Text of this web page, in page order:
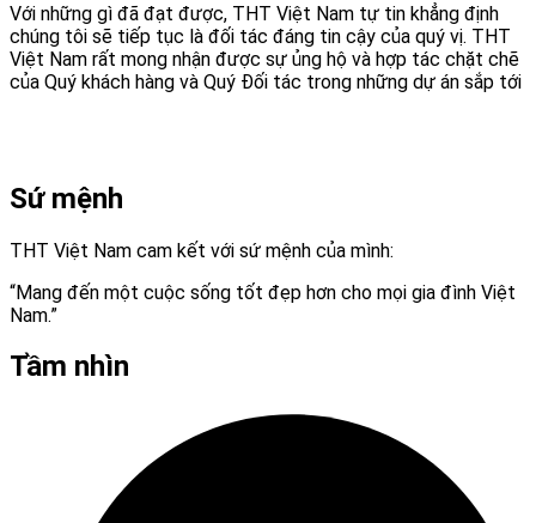
Với những gì đã đạt được, THT Việt Nam tự tin khẳng định
chúng tôi sẽ tiếp tục là đối tác đáng tin cậy của quý vị. THT
Việt Nam rất mong nhận được sự ủng hộ và hợp tác chặt chẽ
của Quý khách hàng và Quý Đối tác trong những dự án sắp tới
Sứ mệnh
THT Việt Nam cam kết với sứ mệnh của mình:
“Mang đến một cuộc sống tốt đẹp hơn cho mọi gia đình Việt
Nam.”
Tầm nhìn